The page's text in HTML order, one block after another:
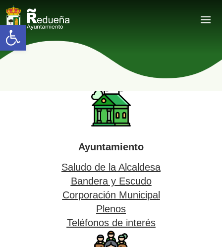
Abrir barra de herramientas
Ayuntamiento
Saludo de la Alcaldesa
Bandera y Escudo
Corporación Municipal
Plenos
Teléfonos de interés